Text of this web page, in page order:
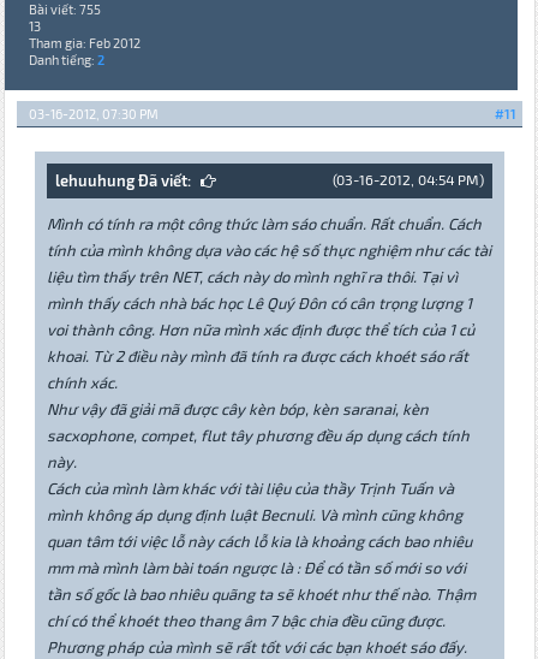
Bài viết: 755
13
Tham gia: Feb 2012
Danh tiếng: 2
#11
03-16-2012, 07:30 PM
(03-16-2012, 04:54 PM)
lehuuhung Đã viết:
Mình có tính ra một công thức làm sáo chuẩn. Rất chuẩn. Cách
tính của mình không dựa vào các hệ số thực nghiệm như các tài
liệu tìm thấy trên NET, cách này do mình nghĩ ra thôi. Tại vì
mình thấy cách nhà bác học Lê Quý Đôn có cân trọng lượng 1
voi thành công. Hơn nữa mình xác định được thể tích của 1 củ
khoai. Từ 2 điều này mình đã tính ra được cách khoét sáo rất
chính xác.
Như vậy đã giải mã được cây kèn bóp, kèn saranai, kèn
sacxophone, compet, flut tây phương đều áp dụng cách tính
này.
Cách của mình làm khác với tài liệu của thầy Trịnh Tuấn và
mình không áp dụng định luật Becnuli. Và mình cũng không
quan tâm tới việc lỗ này cách lỗ kia là khoảng cách bao nhiêu
mm mà mình làm bài toán ngược là : Để có tần số mới so với
tần số gốc là bao nhiêu quãng ta sẽ khoét như thế nào. Thậm
chí có thể khoét theo thang âm 7 bậc chia đều cũng được.
Phương pháp của mình sẽ rất tốt với các bạn khoét sáo đấy.